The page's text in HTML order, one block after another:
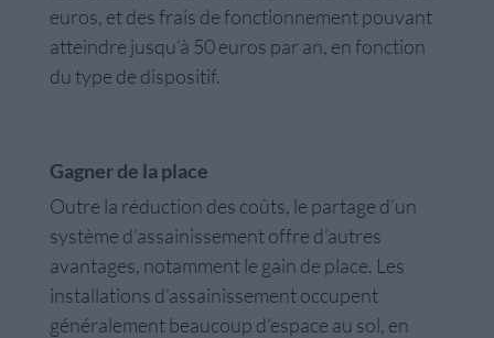
euros, et des frais de fonctionnement pouvant
atteindre jusqu’à 50 euros par an, en fonction
du type de dispositif.
Gagner de la place
Outre la réduction des coûts, le partage d’un
système d’assainissement offre d’autres
avantages, notamment le gain de place. Les
installations d’assainissement occupent
généralement beaucoup d’espace au sol, en